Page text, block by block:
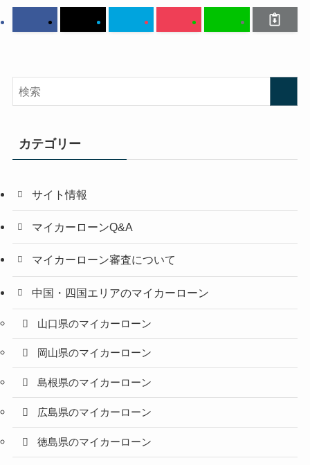
カテゴリー
サイト情報
マイカーローンQ&A
マイカーローン審査について
中国・四国エリアのマイカーローン
山口県のマイカーローン
岡山県のマイカーローン
島根県のマイカーローン
広島県のマイカーローン
徳島県のマイカーローン